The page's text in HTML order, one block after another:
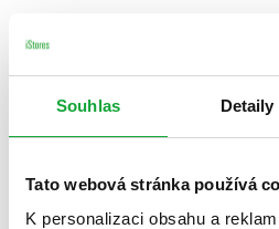
Souhlas Detaily
Tato webová stránka používá
K personalizaci obsahu a